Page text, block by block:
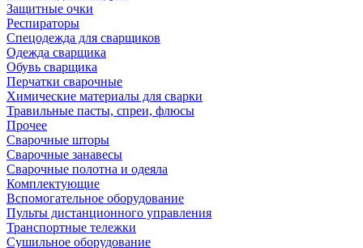
Защитные очки
Респираторы
Спецодежда для сварщиков
Одежда сварщика
Обувь сварщика
Перчатки сварочные
Химические материалы для сварки
Травильные пасты, спреи, флюсы
Прочее
Сварочные шторы
Сварочные занавесы
Сварочные полотна и одеяла
Комплектующие
Вспомогательное оборудование
Пульты дистанционного управления
Транспортные тележки
Сушильное оборудование